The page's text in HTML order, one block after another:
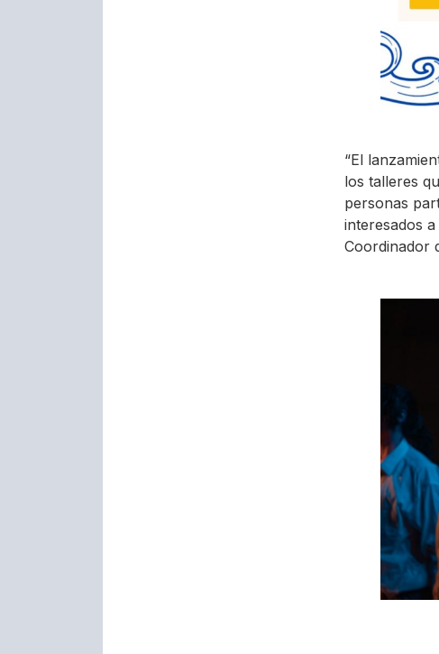
“El
los talleres
personas
interesados
Coordinador